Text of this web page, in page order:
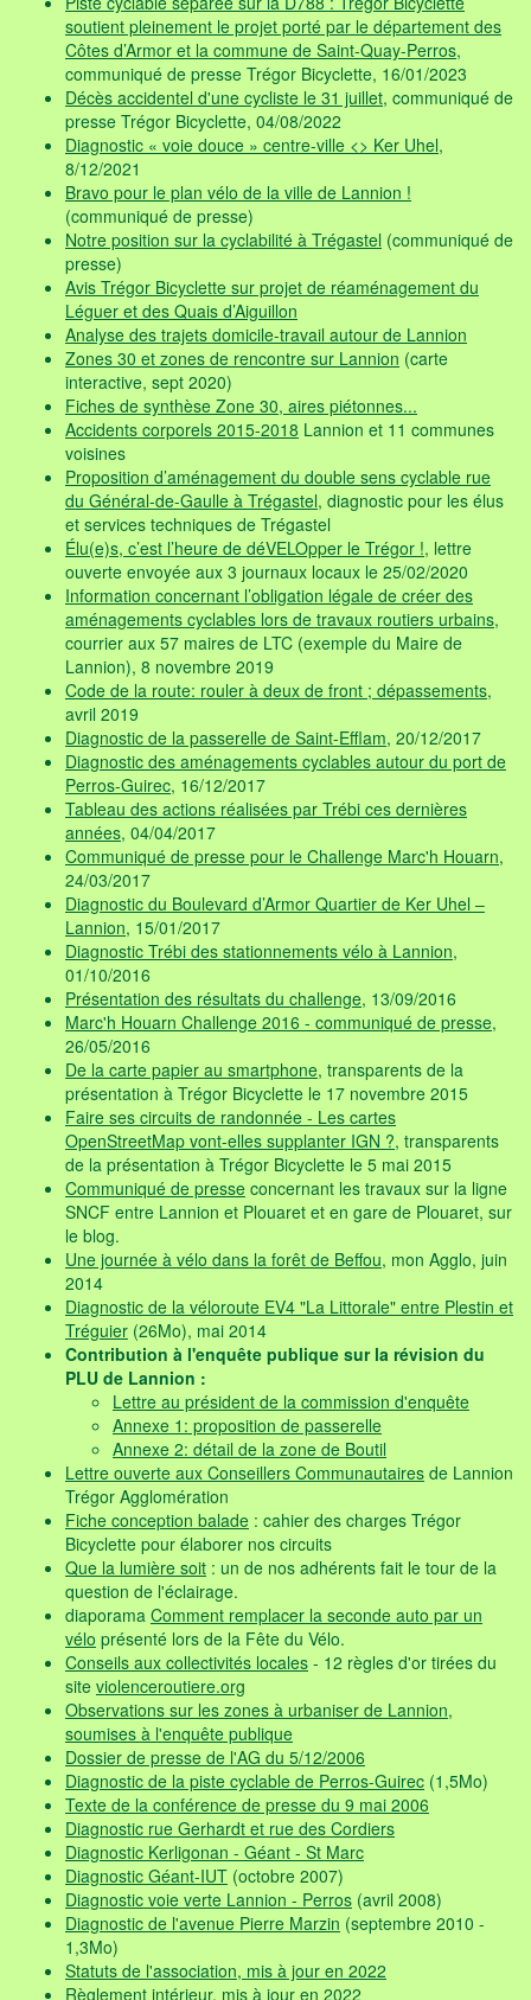
soutient pleinement le projet porté par le département des
Côtes d’Armor et la commune de Saint-Quay-Perros,
communiqué de presse Trégor Bicyclette, 16/01/2023
Décès accidentel d'une cycliste le 31 juillet, communiqué de
presse Trégor Bicyclette, 04/08/2022
Diagnostic « voie douce » centre-ville <> Ker Uhel,
8/12/2021
Bravo pour le plan vélo de la ville de Lannion !
(communiqué de presse)
Notre position sur la cyclabilité à Trégastel (communiqué de
presse)
Avis Trégor Bicyclette sur projet de réaménagement du
Léguer et des Quais d’Aiguillon
Analyse des trajets domicile-travail autour de Lannion
Zones 30 et zones de rencontre sur Lannion (carte
interactive, sept 2020)
Fiches de synthèse Zone 30, aires piétonnes...
Accidents corporels 2015-2018 Lannion et 11 communes
voisines
Proposition d’aménagement du double sens cyclable rue
du Général-de-Gaulle à Trégastel, diagnostic pour les élus
et services techniques de Trégastel
Élu(e)s, c’est l’heure de déVELOpper le Trégor !, lettre
ouverte envoyée aux 3 journaux locaux le 25/02/2020
Information concernant l’obligation légale de créer des
aménagements cyclables lors de travaux routiers urbains,
courrier aux 57 maires de LTC (exemple du Maire de
Lannion), 8 novembre 2019
Code de la route: rouler à deux de front ; dépassements,
avril 2019
Diagnostic de la passerelle de Saint-Efflam, 20/12/2017
Diagnostic des aménagements cyclables autour du port de
Perros-Guirec, 16/12/2017
Tableau des actions réalisées par Trébi ces dernières
années, 04/04/2017
Communiqué de presse pour le Challenge Marc'h Houarn,
24/03/2017
Diagnostic du Boulevard d’Armor Quartier de Ker Uhel –
Lannion, 15/01/2017
Diagnostic Trébi des stationnements vélo à Lannion,
01/10/2016
Présentation des résultats du challenge, 13/09/2016
Marc'h Houarn Challenge 2016 - communiqué de presse,
26/05/2016
De la carte papier au smartphone, transparents de la
présentation à Trégor Bicyclette le 17 novembre 2015
Faire ses circuits de randonnée - Les cartes
OpenStreetMap vont-elles supplanter IGN ?, transparents
de la présentation à Trégor Bicyclette le 5 mai 2015
Communiqué de presse concernant les travaux sur la ligne
SNCF entre Lannion et Plouaret et en gare de Plouaret, sur
le blog.
Une journée à vélo dans la forêt de Beffou, mon Agglo, juin
2014
Diagnostic de la véloroute EV4 "La Littorale" entre Plestin et
Tréguier (26Mo), mai 2014
Contribution à l'enquête publique sur la révision du
PLU de Lannion :
Lettre au président de la commission d'enquête
Annexe 1: proposition de passerelle
Annexe 2: détail de la zone de Boutil
Lettre ouverte aux Conseillers Communautaires de Lannion
Trégor Agglomération
Fiche conception balade : cahier des charges Trégor
Bicyclette pour élaborer nos circuits
Que la lumière soit : un de nos adhérents fait le tour de la
question de l'éclairage.
diaporama Comment remplacer la seconde auto par un
vélo présenté lors de la Fête du Vélo.
Conseils aux collectivités locales - 12 règles d'or tirées du
site violenceroutiere.org
Observations sur les zones à urbaniser de Lannion,
soumises à l'enquête publique
Dossier de presse de l'AG du 5/12/2006
Diagnostic de la piste cyclable de Perros-Guirec (1,5Mo)
Texte de la conférence de presse du 9 mai 2006
Diagnostic rue Gerhardt et rue des Cordiers
Diagnostic Kerligonan - Géant - St Marc
Diagnostic Géant-IUT (octobre 2007)
Diagnostic voie verte Lannion - Perros (avril 2008)
Diagnostic de l'avenue Pierre Marzin (septembre 2010 -
1,3Mo)
Statuts de l'association, mis à jour en 2022
Règlement intérieur, mis à jour en 2022